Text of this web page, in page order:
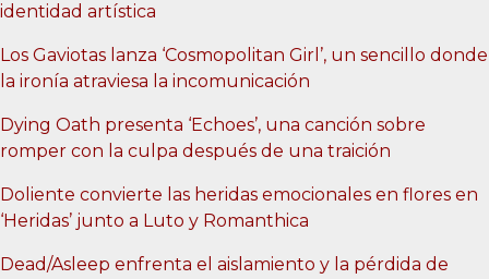
identidad artística
Los Gaviotas lanza ‘Cosmopolitan Girl’, un sencillo donde
la ironía atraviesa la incomunicación
Dying Oath presenta ‘Echoes’, una canción sobre
romper con la culpa después de una traición
Doliente convierte las heridas emocionales en flores en
‘Heridas’ junto a Luto y Romanthica
Dead/Asleep enfrenta el aislamiento y la pérdida de